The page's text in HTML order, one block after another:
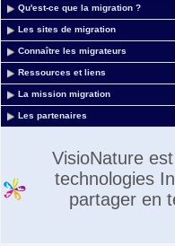
Qu'est-ce que la migration ?
Les sites de migration
Connaître les migrateurs
Ressources et liens
La mission migration
Les partenaires
VisioNature
technologies
partager en